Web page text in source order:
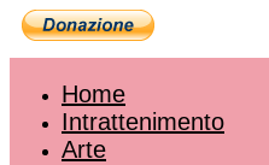
Home
Intrattenimento
Arte